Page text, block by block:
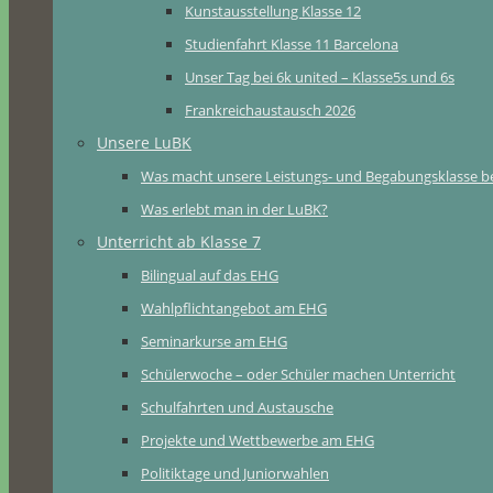
Kunstausstellung Klasse 12
Studienfahrt Klasse 11 Barcelona
Unser Tag bei 6k united – Klasse5s und 6s
Frankreichaustausch 2026
Unsere LuBK
Was macht unsere Leistungs- und Begabungsklasse
Was erlebt man in der LuBK?
Unterricht ab Klasse 7
Bilingual auf das EHG
Wahlpflichtangebot am EHG
Seminarkurse am EHG
Schülerwoche – oder Schüler machen Unterricht
Schulfahrten und Austausche
Projekte und Wettbewerbe am EHG
Politiktage und Juniorwahlen